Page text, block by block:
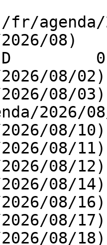
08)
D
08/
08/
2026/
08/
08/
08/
08/
08/
08/
2026/08/